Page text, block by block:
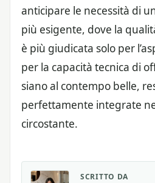
anticipare le necessità di
più esigente, dove la
è più giudicata solo per
per la capacità tecnica di
siano al contempo belle,
perfettamente integrate
circostante.
SCRITTO DA